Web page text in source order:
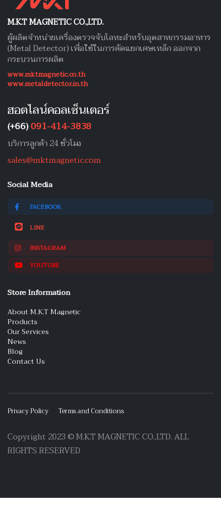
M.K.T MAGNETIC CO.,LTD.
ผู้ผลิตจำหน่ายเครื่องตรวจจับโลหะสำหรับอุตสาหกรรมอาหาร
(Metal Detector) เพื่อใช้ในการคัดแยกเศษเหล็ก ออกจาก
กระบวนการผลิต
www.mktmagnetic.co.th
www.metaldetector.in.th
ฮอตไลน์คอลเซ็นเตอร์
(+66)091-414-3838
บริการลูกค้า 24 ชั่วโมง
sales@mktmagnetic.com
Social Media
FACEBOOK
LINE
INSTAGRAM
YOUTUBE
Store Information
About M.K.T Magnetic
Products
Our Services
News
Blog
Contact Us
Privacy Policy Terms and Conditions
Copyright 2023 © M.K.T MAGNETIC CO.,LTD. ALL
RIGHTS RESERVED